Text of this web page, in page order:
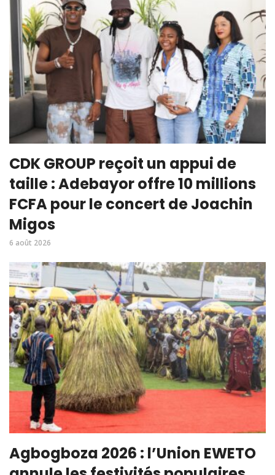
CDK GROUP reçoit un appui de
taille : Adebayor offre 10 millions
FCFA pour le concert de Joachin
Migos
6 août 2026
Agbogboza 2026 : l’Union EWETO